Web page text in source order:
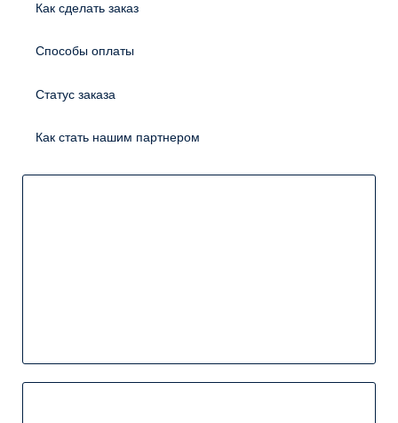
Как сделать заказ
Способы оплаты
Статус заказа
Как стать нашим партнером